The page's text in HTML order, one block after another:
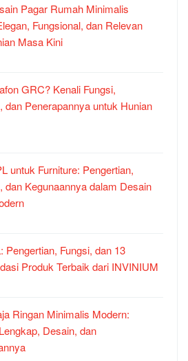
Pagar Rumah Minimalis
Fungsional, dan Relevan
Masa Kini
GRC? Kenali Fungsi,
dan Penerapannya untuk Hunian
untuk Furniture: Pengertian,
dan Kegunaannya dalam Desain
Pengertian, Fungsi, dan 13
Produk Terbaik dari INVINIUM
Ringan Minimalis Modern:
Desain, dan